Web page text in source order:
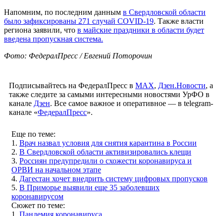
Напомним, по последним данным в Свердловской области
было зафиксированы 271 случай COVID-19. Также власти
региона заявили, что в майские праздники в области будет
введена пропускная система.
Фото: ФедералПресс / Евгений Поторочин
Подписывайтесь на ФедералПресс в МАХ, Дзен.Новости, а
также следите за самыми интересными новостями УрФО в
канале Дзен. Все самое важное и оперативное — в telegram-
канале «ФедералПресс».
Еще по теме:
1. Врач назвал условия для снятия карантина в России
2. В Свердловской области активизировались клещи
3. Россиян предупредили о схожести коронавируса и
ОРВИ на начальном этапе
4. Дагестан хочет внедрить систему цифровых пропусков
5. В Приморье выявили еще 35 заболевших
коронавирусом
Сюжет по теме:
1. Пандемия коронавируса